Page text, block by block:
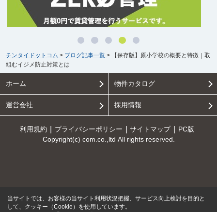
チンタイドットコム > ブログ記事一覧 >
【保存版】原小学校の概要と特徴｜取
組むイジメ防止対策とは
ホーム 物件カタログ
運営会社 採用情報
利用規約 プライバシーポリシー サイトマップ
PC版
Copyright(c) com.co.,ltd All rights reserved.
当サイトでは、お客様の当サイト利用状況把握、サービス向上検討を目的と
して、クッキー（Cookie）を使用しています。